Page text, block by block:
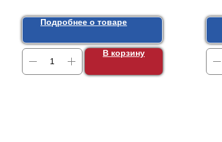
Подробнее о товаре
В корзину